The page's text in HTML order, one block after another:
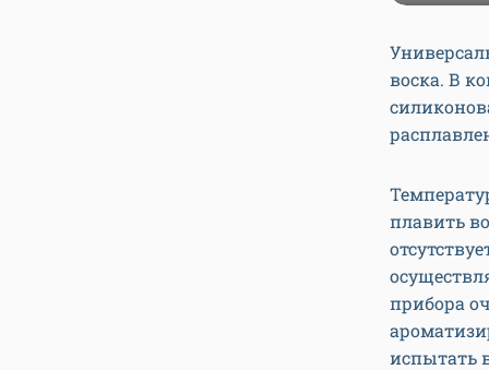
воска. В
плавить
прибора
испытать